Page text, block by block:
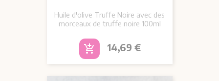
Huile d'olive Truffe Noire avec des
morceaux de truffe noire 100ml
add_shopping_cart Prix
14,69 €